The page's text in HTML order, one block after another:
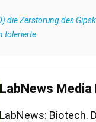
die Zerstörung des
tolerierte
LabNews Media
LabNews: Biotech.